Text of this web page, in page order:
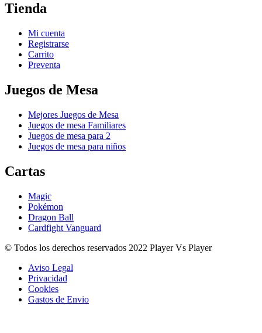
Tienda
Mi cuenta
Registrarse
Carrito
Preventa
Juegos de Mesa
Mejores Juegos de Mesa
Juegos de mesa Familiares
Juegos de mesa para 2
Juegos de mesa para niños
Cartas
Magic
Pokémon
Dragon Ball
Cardfight Vanguard
© Todos los derechos reservados 2022 Player Vs Player
Aviso Legal
Privacidad
Cookies
Gastos de Envio